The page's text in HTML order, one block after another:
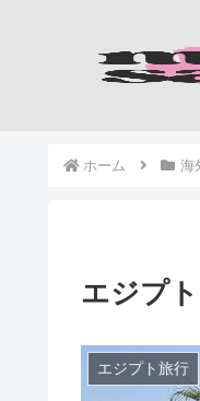
ホーム 海
エジプ
エジプト旅行